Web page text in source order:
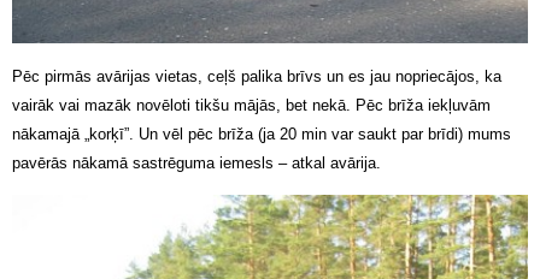
Pēc pirmās avārijas vietas, ceļš palika brīvs un es jau nopriecājos, ka
vairāk vai mazāk novēloti tikšu mājās, bet nekā. Pēc brīža iekļuvām
nākamajā „korķī”. Un vēl pēc brīža (ja 20 min var saukt par brīdi) mums
pavērās nākamā sastrēguma iemesls – atkal avārija.